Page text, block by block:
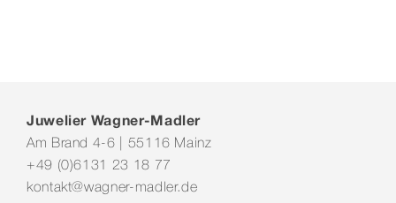
Juwelier Wagner-Madler
Am Brand 4-6 | 55116 Mainz
+49 (0)6131 23 18 77
kontakt@wagner-madler.de